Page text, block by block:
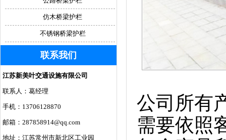
公司所有
需要依照
仿木桥梁护栏
不锈钢桥梁护栏
联系我们
江苏新美叶交通设施有限公司
联系人：葛经理
手机：13706128870
邮箱：287858914@qq.com
地址：江苏常州市新北区工业园